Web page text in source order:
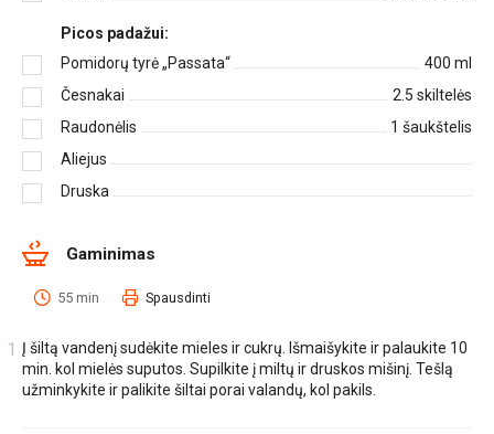
Picos padažui:
Pomidorų tyrė „Passata“
400 ml
Česnakai
2.5 skiltelės
Raudonėlis
1 šaukštelis
Aliejus
Druska
Gaminimas
55 min Spausdinti
Į šiltą vandenį sudėkite mieles ir cukrų. Išmaišykite ir palaukite 10
min. kol mielės suputos. Supilkite į miltų ir druskos mišinį. Tešlą
užminkykite ir palikite šiltai porai valandų, kol pakils.